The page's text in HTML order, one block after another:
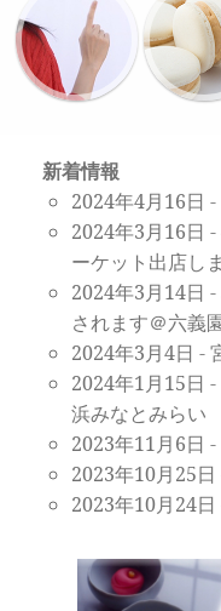
新着情報
2024年4月16日 -
2024年3月16日 -
ーケット出店し
2024年3月14日 -
されます＠六義
2024年3月4日 -
2024年1月15日 -
浜みなとみらい
2023年11月6日 -
2023年10月25日
2023年10月24日